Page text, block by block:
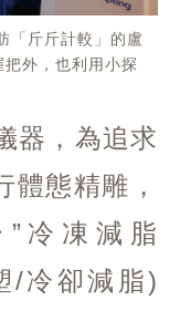
「斤斤計較」的盧
外，也利用小探
器，為追求
體態精雕，
冷凍減脂
/冷卻減脂)